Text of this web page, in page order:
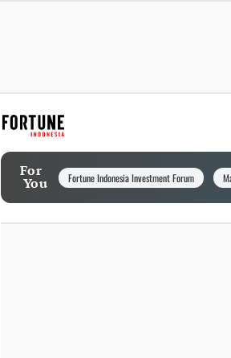
For
You Fortune Indonesia Investment Forum